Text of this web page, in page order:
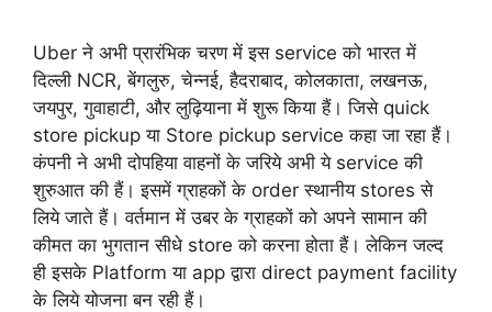
Uber ने अभी प्रारंभिक चरण में इस service को भारत में
दिल्ली NCR, बेंगलुरु, चेन्नई, हैदराबाद, कोलकाता, लखनऊ,
जयपुर, गुवाहाटी, और लुढ़ियाना में शुरू किया हैं। जिसे quick
store pickup या Store pickup service कहा जा रहा हैं।
कंपनी ने अभी दोपहिया वाहनों के जरिये अभी ये service की
शुरुआत की हैं। इसमें ग्राहकों के order स्थानीय stores से
लिये जाते हैं। वर्तमान में उबर के ग्राहकों को अपने सामान की
कीमत का भुगतान सीधे store को करना होता हैं। लेकिन जल्द
ही इसके Platform या app द्वारा direct payment facility
के लिये योजना बन रही हैं।